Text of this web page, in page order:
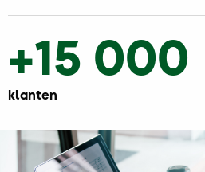
+15 000
klanten